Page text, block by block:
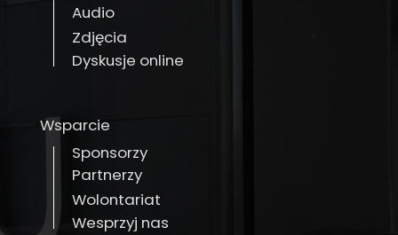
Audio
Zdjęcia
Dyskusje online
Wsparcie
Sponsorzy
Partnerzy
Wolontariat
Wesprzyj nas